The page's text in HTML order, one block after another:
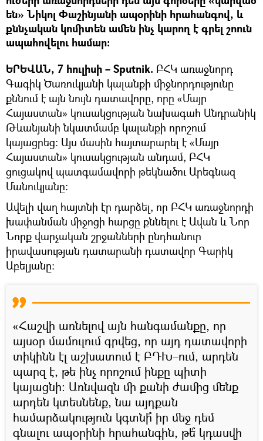
են» Նիկոլ Փաշինյանի ապօրինի հրահանգով, և
քննչական կոմիտեն ամեն ինչ կարող է գրել շոուն
ապահովելու համար։
ԵՐԵՎԱՆ, 7 հուլիսի – Sputnik. ԲՀԿ առաջնորդ
Գագիկ Ծառուկյանի կալանքի միջնորդությունը
քննում է այն նույն դատավորը, որը «Մայր
Հայաստան» կուսակցության նախագահ Անդրանիկ
Թևանյանի նկատմամբ կալանքի որոշում
կայացրեց։ Այս մասին հայտարարել է «Մայր
Հայաստան» կուսակցության անդամ, ԲՀԿ
ցուցակով պատգամավորի թեկնածու Արեգնազ
Մանուկյանը։
Ավելի վաղ հայտնի էր դարձել, որ ԲՀԿ առաջնորդի
խափանման միջոցի հարցը քննելու է Ավան և Նոր
Նորք վարչական շրջանների ընդհանուր
իրավասության դատարանի դատավոր Գարիկ
Աբելյանը։
«Հաշվի առնելով այն հանգամանքը, որ
այսօր մամուլում գրվեց, որ այդ դատավորի
տիկինն էլ աշխատում է ԲԴԽ–ում, արդեն
պարզ է, թե ինչ որոշում ինքը պիտի
կայացնի։ Առնվազն մի քանի ժամից մենք
արդեն կտեսնենք, նա այդքան
համարձակություն կգտնի՞ իր մեջ դեմ
գնալու ապօրինի հրահանգին, թե՞ կդասվի